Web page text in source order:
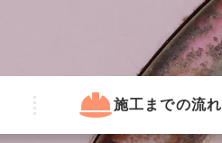
施工までの流れ